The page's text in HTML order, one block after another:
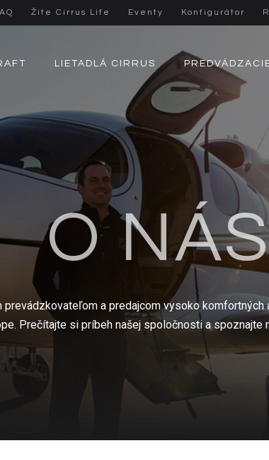
Žite Cirrus Life Eventy Konfigurátor
LIETADLÁ CIRRUS
O
prevádzkovateľom a predajcom vysoko komfortných
Prečítajte si príbeh našej spoločnosti a spoznajte